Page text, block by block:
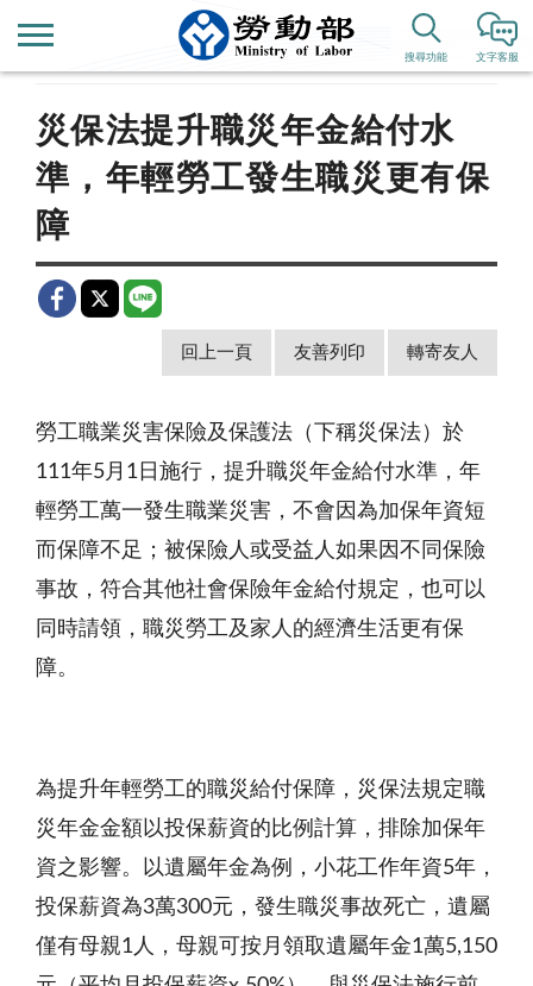
文字客服
搜尋功能
新聞公告 歷史新聞
災保法提升職災年金給付水
準，年輕勞工發生職災更有保
障
回上一頁 友善列印 轉寄友人
勞工職業災害保險及保護法（下稱災保法）於
111年5月1日施行，提升職災年金給付水準，年
輕勞工萬一發生職業災害，不會因為加保年資短
而保障不足；被保險人或受益人如果因不同保險
事故，符合其他社會保險年金給付規定，也可以
同時請領，職災勞工及家人的經濟生活更有保
障。
為提升年輕勞工的職災給付保障，災保法規定職
災年金金額以投保薪資的比例計算，排除加保年
資之影響。以遺屬年金為例，小花工作年資5年，
投保薪資為3萬300元，發生職災事故死亡，遺屬
僅有母親1人，母親可按月領取遺屬年金1萬5,150